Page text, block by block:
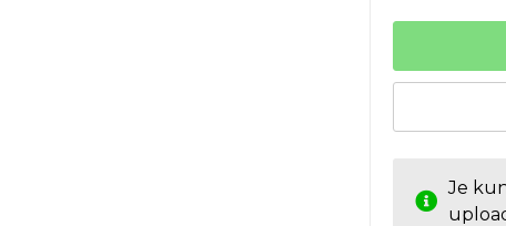
Je